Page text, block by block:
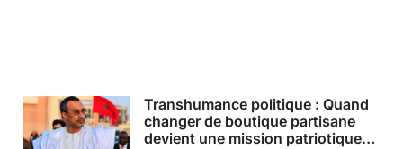
Transhumance politique : Quand
changer de boutique partisane
devient une mission patriotique…